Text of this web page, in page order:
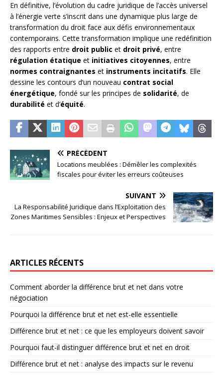
En définitive, l’évolution du cadre juridique de l’accès universel
à l’énergie verte s’inscrit dans une dynamique plus large de
transformation du droit face aux défis environnementaux
contemporains. Cette transformation implique une redéfinition
des rapports entre droit public et droit privé, entre
régulation étatique et initiatives citoyennes, entre
normes contraignantes et instruments incitatifs. Elle
dessine les contours d’un nouveau contrat social
énergétique, fondé sur les principes de solidarité, de
durabilité et d’équité.
PRÉCÉDENT
Locations meublées : Démêler les complexités
fiscales pour éviter les erreurs coûteuses
SUIVANT
La Responsabilité Juridique dans l’Exploitation des
Zones Maritimes Sensibles : Enjeux et Perspectives
ARTICLES RÉCENTS
Comment aborder la différence brut et net dans votre
négociation
Pourquoi la différence brut et net est-elle essentielle
Différence brut et net : ce que les employeurs doivent savoir
Pourquoi faut-il distinguer différence brut et net en droit
Différence brut et net : analyse des impacts sur le revenu